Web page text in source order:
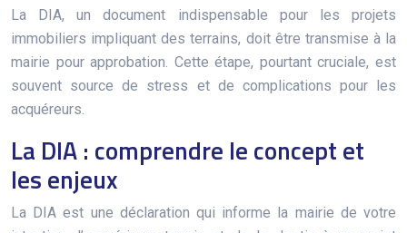
La DIA, un document indispensable pour les projets
immobiliers impliquant des terrains, doit être transmise à la
mairie pour approbation. Cette étape, pourtant cruciale, est
souvent source de stress et de complications pour les
acquéreurs.
La DIA : comprendre le concept et
les enjeux
La DIA est une déclaration qui informe la mairie de votre